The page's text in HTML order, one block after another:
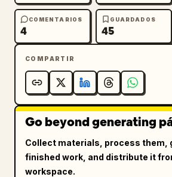
COMENTARIOS
4
GUARDADOS
45
COMPARTIR
Go beyond generating
Collect materials, process them,
finished work, and distribute it
workspace.